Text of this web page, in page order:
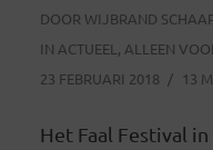
DOOR WIJBRAND
IN ACTUEEL , ALLEEN
23 FEBRUARI 2018
13
Het Faal Festival